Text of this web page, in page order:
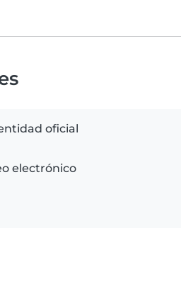
oficial
electrónico